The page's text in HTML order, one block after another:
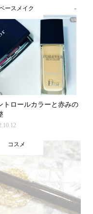
ースメイク
トロールカラーと赤みの
コスメ